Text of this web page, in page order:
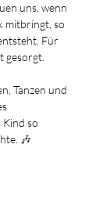
uns, wenn
mitbringt, so
Für
gesorgt.
Tanzen und
Kind so
🎶